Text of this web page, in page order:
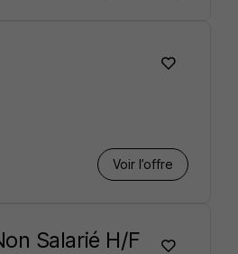
Voir l’offre
Salarié H/F